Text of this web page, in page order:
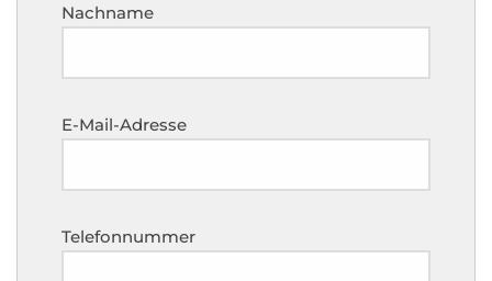
Nachname
E-Mail-Adresse
Telefonnummer